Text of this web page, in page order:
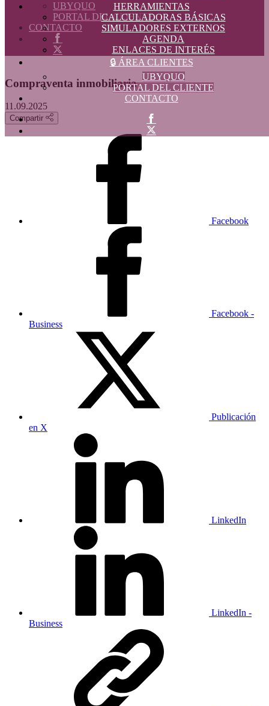
HERRAMIENTAS
CALCULADORAS BÁSICAS
SIMULADORES EXTERNOS
AGENDA
ENLACES DE INTERÉS
🔒 ÁREA CLIENTES
UBYQUO
PORTAL DEL CLIENTE
CONTACTO
UBYQUO
PORTAL DEL CLIENTE
CONTACTO
Compraventa inmobiliaria
11.09.2025
Compartir
Facebook
Facebook -
Business
Publicación
en X
LinkedIn
LinkedIn -
Business